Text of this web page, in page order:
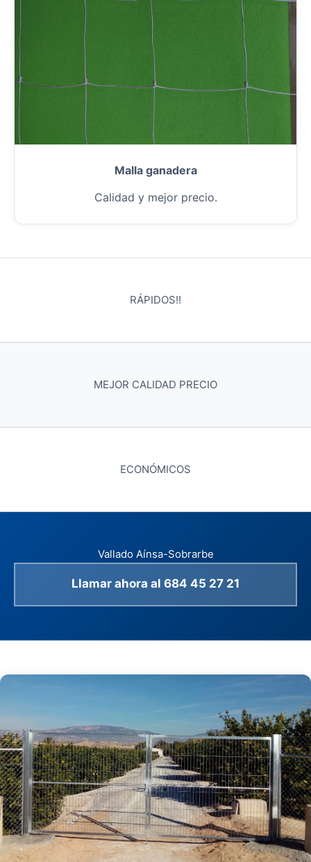
Malla ganadera
Calidad y mejor precio.
RÁPIDOS!!
MEJOR CALIDAD PRECIO
ECONÓMICOS
Vallado Aínsa-Sobrarbe
Llamar ahora al 684 45 27 21